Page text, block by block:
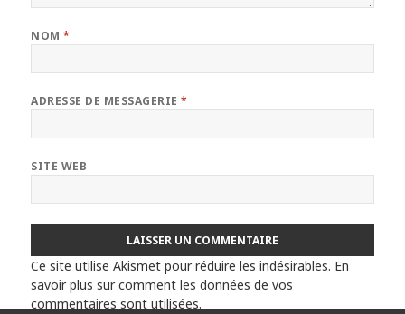
NOM*
ADRESSE DE MESSAGERIE*
SITE WEB
Ce site utilise Akismet pour réduire les indésirables. En
savoir plus sur comment les données de vos
commentaires sont utilisées.